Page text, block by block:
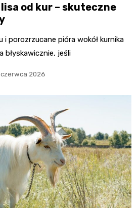
od kur – skuteczne
i porozrzucane pióra wokół kurnika
błyskawicznie, jeśli
2026